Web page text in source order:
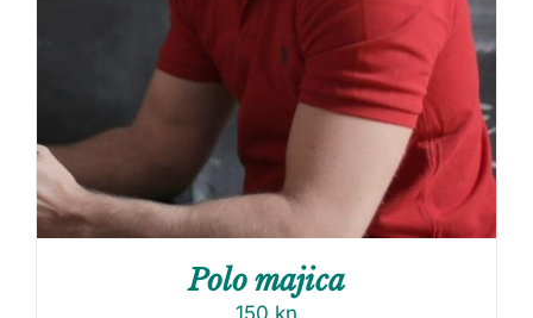
Polo majica
150 kn